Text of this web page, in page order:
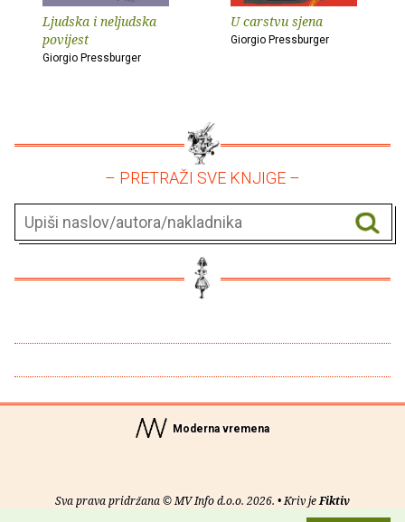
Ljudska i neljudska
povijest
Giorgio Pressburger
U carstvu sjena
Giorgio Pressburger
– PRETRAŽI SVE KNJIGE –
Moderna vremena
Sva prava pridržana © MV Info d.o.o. 2026. • Kriv jeFiktiv